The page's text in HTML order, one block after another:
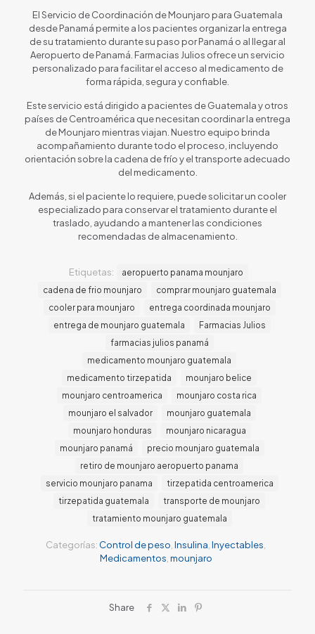
El Servicio de Coordinación de Mounjaro para Guatemala
desde Panamá permite a los pacientes organizar la entrega
de su tratamiento durante su paso por Panamá o al llegar al
Aeropuerto de Panamá. Farmacias Julios ofrece un servicio
personalizado para facilitar el acceso al medicamento de
forma rápida, segura y confiable.
Este servicio está dirigido a pacientes de Guatemala y otros
países de Centroamérica que necesitan coordinar la entrega
de Mounjaro mientras viajan. Nuestro equipo brinda
acompañamiento durante todo el proceso, incluyendo
orientación sobre la cadena de frío y el transporte adecuado
del medicamento.
Además, si el paciente lo requiere, puede solicitar un cooler
especializado para conservar el tratamiento durante el
traslado, ayudando a mantener las condiciones
recomendadas de almacenamiento.
Categorías: Control de peso Insulina Inyectables
Medicamentos mounjaro
Etiquetas:
aeropuerto panama mounjaro
cadena de frio mounjaro
comprar mounjaro guatemala
cooler para mounjaro
entrega coordinada mounjaro
entrega de mounjaro guatemala
Farmacias Julios
farmacias julios panamá
medicamento mounjaro guatemala
medicamento tirzepatida
mounjaro belice
mounjaro centroamerica
mounjaro costa rica
mounjaro el salvador
mounjaro guatemala
mounjaro honduras
mounjaro nicaragua
mounjaro panamá
precio mounjaro guatemala
retiro de mounjaro aeropuerto panama
servicio mounjaro panama
tirzepatida centroamerica
tirzepatida guatemala
transporte de mounjaro
tratamiento mounjaro guatemala
Share